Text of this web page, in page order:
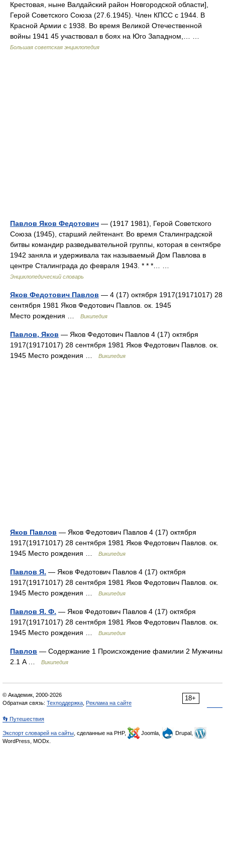
Крестовая, ныне Валдайский район Новгородской области],
Герой Советского Союза (27.6.1945). Член КПСС с 1944. В
Красной Армии с 1938. Во время Великой Отечественной
войны 1941 45 участвовал в боях на Юго Западном,… …
Большая советская энциклопедия
Павлов Яков Федотович — (1917 1981), Герой Советского
Союза (1945), старший лейтенант. Во время Сталинградской
битвы командир разведывательной группы, которая в сентябре
1942 заняла и удерживала так называемый Дом Павлова в
центре Сталинграда до февраля 1943. * * *… …
Энциклопедический словарь
Яков Федотович Павлов — 4 (17) октября 1917(19171017) 28
сентября 1981 Яков Федотович Павлов. ок. 1945
Место рождения …
Википедия
Павлов, Яков — Яков Федотович Павлов 4 (17) октября
1917(19171017) 28 сентября 1981 Яков Федотович Павлов. ок.
1945 Место рождения …
Википедия
Яков Павлов — Яков Федотович Павлов 4 (17) октября
1917(19171017) 28 сентября 1981 Яков Федотович Павлов. ок.
1945 Место рождения …
Википедия
Павлов Я. — Яков Федотович Павлов 4 (17) октября
1917(19171017) 28 сентября 1981 Яков Федотович Павлов. ок.
1945 Место рождения …
Википедия
Павлов Я. Ф. — Яков Федотович Павлов 4 (17) октября
1917(19171017) 28 сентября 1981 Яков Федотович Павлов. ок.
1945 Место рождения …
Википедия
Павлов — Содержание 1 Происхождение фамилии 2 Мужчины
2.1 A …
Википедия
18+
© Академик, 2000-2026
Обратная связь: Техподдержка Реклама на сайте
👣 Путешествия
Экспорт словарей на сайты , сделанные на PHP, Joomla,
Drupal,
WordPress, MODx.